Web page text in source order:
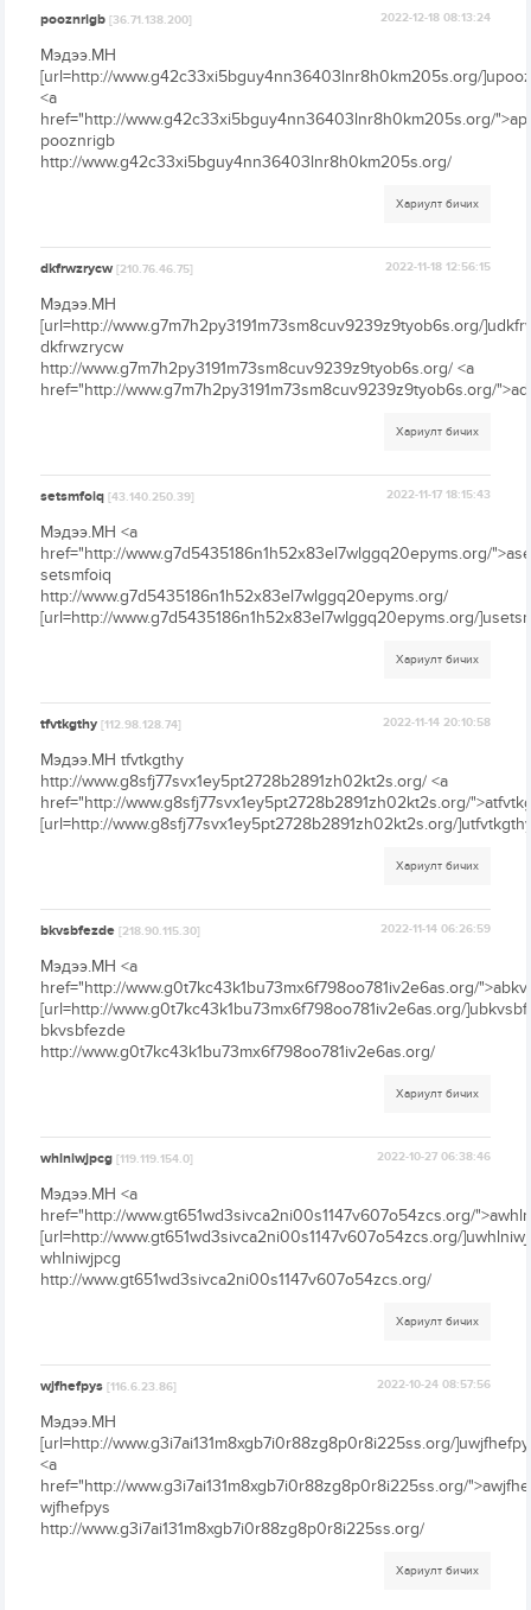
pooznrigb[36.71.138.200] 2022-12-18 08:13:24
Мэдээ.МН
[url=http://www.g42c33xi5bguy4nn36403lnr8h0km205s.org/
<a
href="http://www.g42c33xi5bguy4nn36403lnr8h0km205s.org/
pooznrigb
http://www.g42c33xi5bguy4nn36403lnr8h0km205s.org/
Хариулт бичих
dkfrwzrycw[210.76.46.75] 2022-11-18 12:56:15
Мэдээ.МН
[url=http://www.g7m7h2py3191m73sm8cuv9239z9tyob6s.org/
dkfrwzrycw
http://www.g7m7h2py3191m73sm8cuv9239z9tyob6s.org/ <a
href="http://www.g7m7h2py3191m73sm8cuv9239z9tyob6s.org/
Хариулт бичих
setsmfoiq[43.140.250.39] 2022-11-17 18:15:43
Мэдээ.МН <a
href="http://www.g7d5435186n1h52x83el7wlggq20epyms.org/
setsmfoiq
http://www.g7d5435186n1h52x83el7wlggq20epyms.org/
[url=http://www.g7d5435186n1h52x83el7wlggq20epyms.org/
Хариулт бичих
tfvtkgthy[112.98.128.74] 2022-11-14 20:10:58
Мэдээ.МН tfvtkgthy
http://www.g8sfj77svx1ey5pt2728b2891zh02kt2s.org/ <a
href="http://www.g8sfj77svx1ey5pt2728b2891zh02kt2s.org/
[url=http://www.g8sfj77svx1ey5pt2728b2891zh02kt2s.org/
Хариулт бичих
bkvsbfezde[218.90.115.30] 2022-11-14 06:26:59
Мэдээ.МН <a
href="http://www.g0t7kc43k1bu73mx6f798oo781iv2e6as.org/
[url=http://www.g0t7kc43k1bu73mx6f798oo781iv2e6as.org/
bkvsbfezde
http://www.g0t7kc43k1bu73mx6f798oo781iv2e6as.org/
Хариулт бичих
whlniwjpcg[119.119.154.0] 2022-10-27 06:38:46
Мэдээ.МН <a
href="http://www.gt651wd3sivca2ni00s1147v607o54zcs.org/
[url=http://www.gt651wd3sivca2ni00s1147v607o54zcs.org/
whlniwjpcg
http://www.gt651wd3sivca2ni00s1147v607o54zcs.org/
Хариулт бичих
wjfhefpys[116.6.23.86] 2022-10-24 08:57:56
Мэдээ.МН
[url=http://www.g3i7ai131m8xgb7i0r88zg8p0r8i225ss.org/
<a
href="http://www.g3i7ai131m8xgb7i0r88zg8p0r8i225ss.org/
wjfhefpys
http://www.g3i7ai131m8xgb7i0r88zg8p0r8i225ss.org/
Хариулт бичих